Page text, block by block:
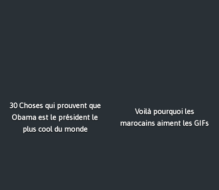
30 Choses qui prouvent que
Obama est le président le
plus cool du monde
Voilà pourquoi les
marocains aiment les GIFs